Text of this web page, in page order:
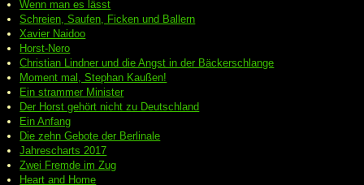
Wenn man es lässt
Schreien, Saufen, Ficken und Ballern
Xavier Naidoo
Horst-Nero
Christian Lindner und die Angst in der Bäckerschlange
Moment mal, Stephan Kaußen!
Ein strammer Minister
Der Horst gehört nicht zu Deutschland
Ein Anfang
Die zehn Gebote der Berlinale
Jahrescharts 2017
Zwei Fremde im Zug
Heart and Home